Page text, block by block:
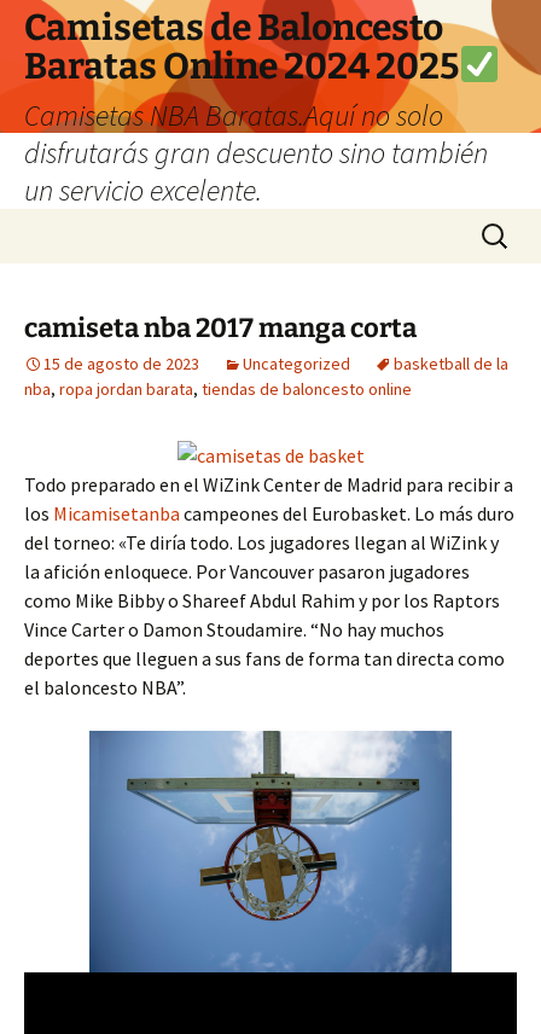
Camisetas de Baloncesto
Baratas Online 2024 2025
Camisetas NBA Baratas.Aquí no solo
disfrutarás gran descuento sino también
un servicio excelente.
Buscar:
camiseta nba 2017 manga corta
15 de agosto de 2023 Uncategorized
basketball de la
nba, ropa jordan barata, tiendas de baloncesto online
Todo preparado en el WiZink Center de Madrid para recibir a
los Micamisetanba campeones del Eurobasket. Lo más duro
del torneo: «Te diría todo. Los jugadores llegan al WiZink y
la afición enloquece. Por Vancouver pasaron jugadores
como Mike Bibby o Shareef Abdul Rahim y por los Raptors
Vince Carter o Damon Stoudamire. “No hay muchos
deportes que lleguen a sus fans de forma tan directa como
el baloncesto NBA”.